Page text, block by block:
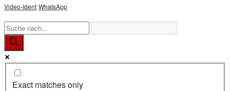
Video-Ident WhatsApp
Exact matches only